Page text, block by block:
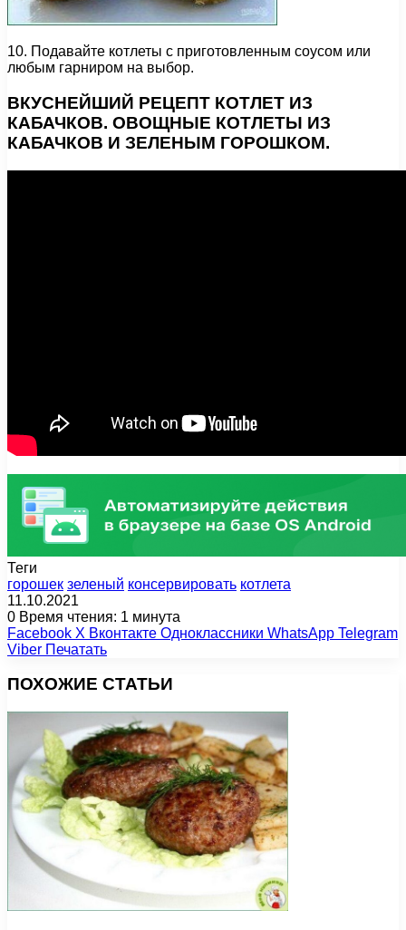
10. Подавайте котлеты с приготовленным соусом или
любым гарниром на выбор.
ВКУСНЕЙШИЙ РЕЦЕПТ КОТЛЕТ ИЗ
КАБАЧКОВ. ОВОЩНЫЕ КОТЛЕТЫ ИЗ
КАБАЧКОВ И ЗЕЛЕНЫМ ГОРОШКОМ.
Теги
горошек зеленый консервировать котлета
11.10.2021
0 Время чтения: 1 минута
Facebook X Вконтакте Одноклассники WhatsApp Telegram
Viber Печатать
ПОХОЖИЕ СТАТЬИ